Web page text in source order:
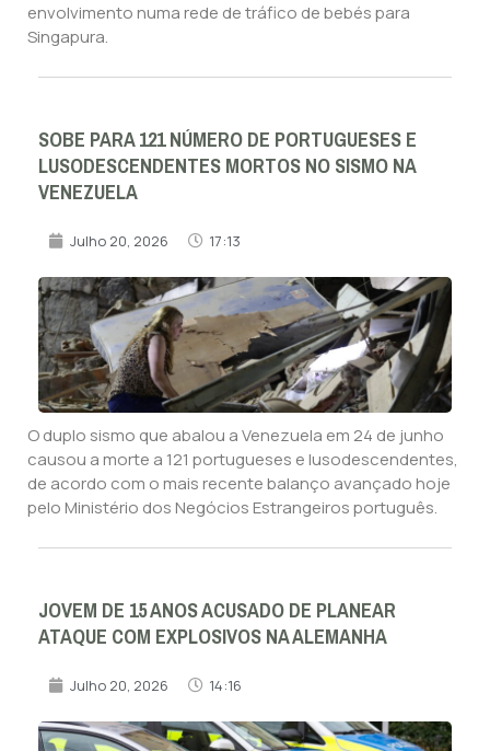
envolvimento numa rede de tráfico de bebés para
Singapura.
SOBE PARA 121 NÚMERO DE PORTUGUESES E
LUSODESCENDENTES MORTOS NO SISMO NA
VENEZUELA
Julho 20, 2026 17:13
O duplo sismo que abalou a Venezuela em 24 de junho
causou a morte a 121 portugueses e lusodescendentes,
de acordo com o mais recente balanço avançado hoje
pelo Ministério dos Negócios Estrangeiros português.
JOVEM DE 15 ANOS ACUSADO DE PLANEAR
ATAQUE COM EXPLOSIVOS NA ALEMANHA
Julho 20, 2026 14:16